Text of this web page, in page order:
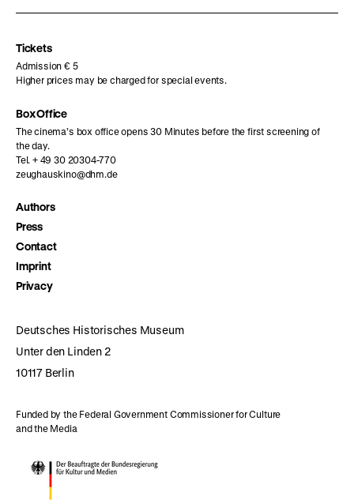
Tickets
Admission € 5
Higher prices may be charged for special events.
Box Office
The cinema’s box office opens 30 Minutes before the first screening of
the day.
Tel. + 49 30 20304-770
zeughauskino@dhm.de
Authors
Press
Contact
Imprint
Privacy
Deutsches Historisches Museum
Unter den Linden 2
10117 Berlin
Funded by the Federal Government Commissioner for Culture
and the Media